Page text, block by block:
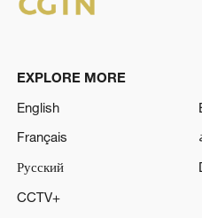
EXPLORE MORE
English
Français
Русский
CCTV+